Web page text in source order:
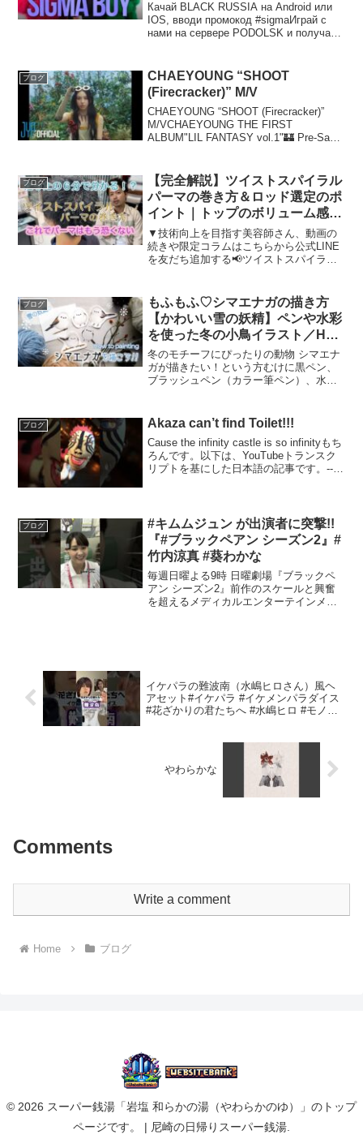
Качай BLACK RUSSIA на Android или
IOS, вводи промокод #sigmaИграй с
нами на сервере PODOLSK и получай
ブログ
CHAEYOUNG “SHOOT
(Firecracker)” M/V
CHAEYOUNG “SHOOT (Firecracker)”
M/VCHAEYOUNG THE FIRST
ALBUM"LIL FANTASY vol.1"🏰 Pre-Save
ブログ
【完全解説】ツイストスパイラル
パーマの巻き方＆ロッド選定のポ
イント｜トップのボリューム感＆
質感を自由に操るテクニック
▼技術向上を目指す美容師さん、動画の
続きや限定コラムはこちらから公式LINE
を友だち追加する📢ツイストスパイラル
解説していきます！ 💈✨「どのロッドを
使えばいい？」「巻...
ブログ
もふもふ♡シマエナガの描き方
【かわいい雪の妖精】ペンや水彩
を使った冬の小鳥イラスト／How
to paint a long-tailed tit
冬のモチーフにぴったりの動物 シマエナ
ガが描きたい！という方むけに黒ペン、
ブラッシュペン（カラー筆ペン）、水彩
手帳、ハガキ絵やカードなどに描いてみ
ブログ Akaza can’t find Toilet!!!
Cause the infinity castle is so infinityもち
ろんです。以下は、YouTubeトランスク
リプトを基にした日本語の記事です。---
ブログ
#キムムジュン が出演者に突撃!!
『#ブラックペアン シーズン2』#
竹内涼真 #葵わかな
毎週日曜よる9時 日曜劇場『ブラックペ
アン シーズン2』前作のスケールと興奮
を超えるメディカルエンターテインメン
イケパラの難波南（水嶋ヒロさん）風ヘ
アセット#イケパラ #イケメンパラダイス
#花ざかりの君たちへ #水嶋ヒロ #モノマ
やわらかな
Comments
Write a comment
Home ブログ
© 2026 スーパー銭湯「岩塩 和らかの湯（やわらかのゆ）」のトップ
ページです。 | 尼崎の日帰りスーパー銭湯.